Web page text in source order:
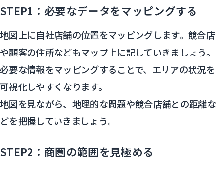
STEP1：必要なデータをマッピングする
地図上に自社店舗の位置をマッピングします。競合店
や顧客の住所などもマップ上に記していきましょう。
必要な情報をマッピングすることで、エリアの状況を
可視化しやすくなります。
地図を見ながら、地理的な問題や競合店舗との距離な
どを把握していきましょう。
STEP2：商圏の範囲を見極める